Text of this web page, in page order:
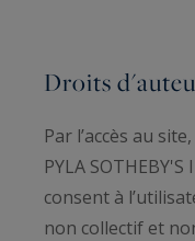
Droits
Par l’accès au
PYLA
consent à
non collectif et